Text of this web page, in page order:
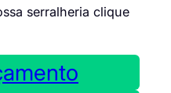
serralheria clique